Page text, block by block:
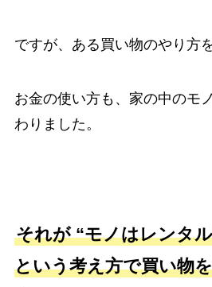
ですが、ある買い物のやり方
お金の使い方も、家の中のモ
わりました。
それが “モノはレンタ
という考え方で買い物